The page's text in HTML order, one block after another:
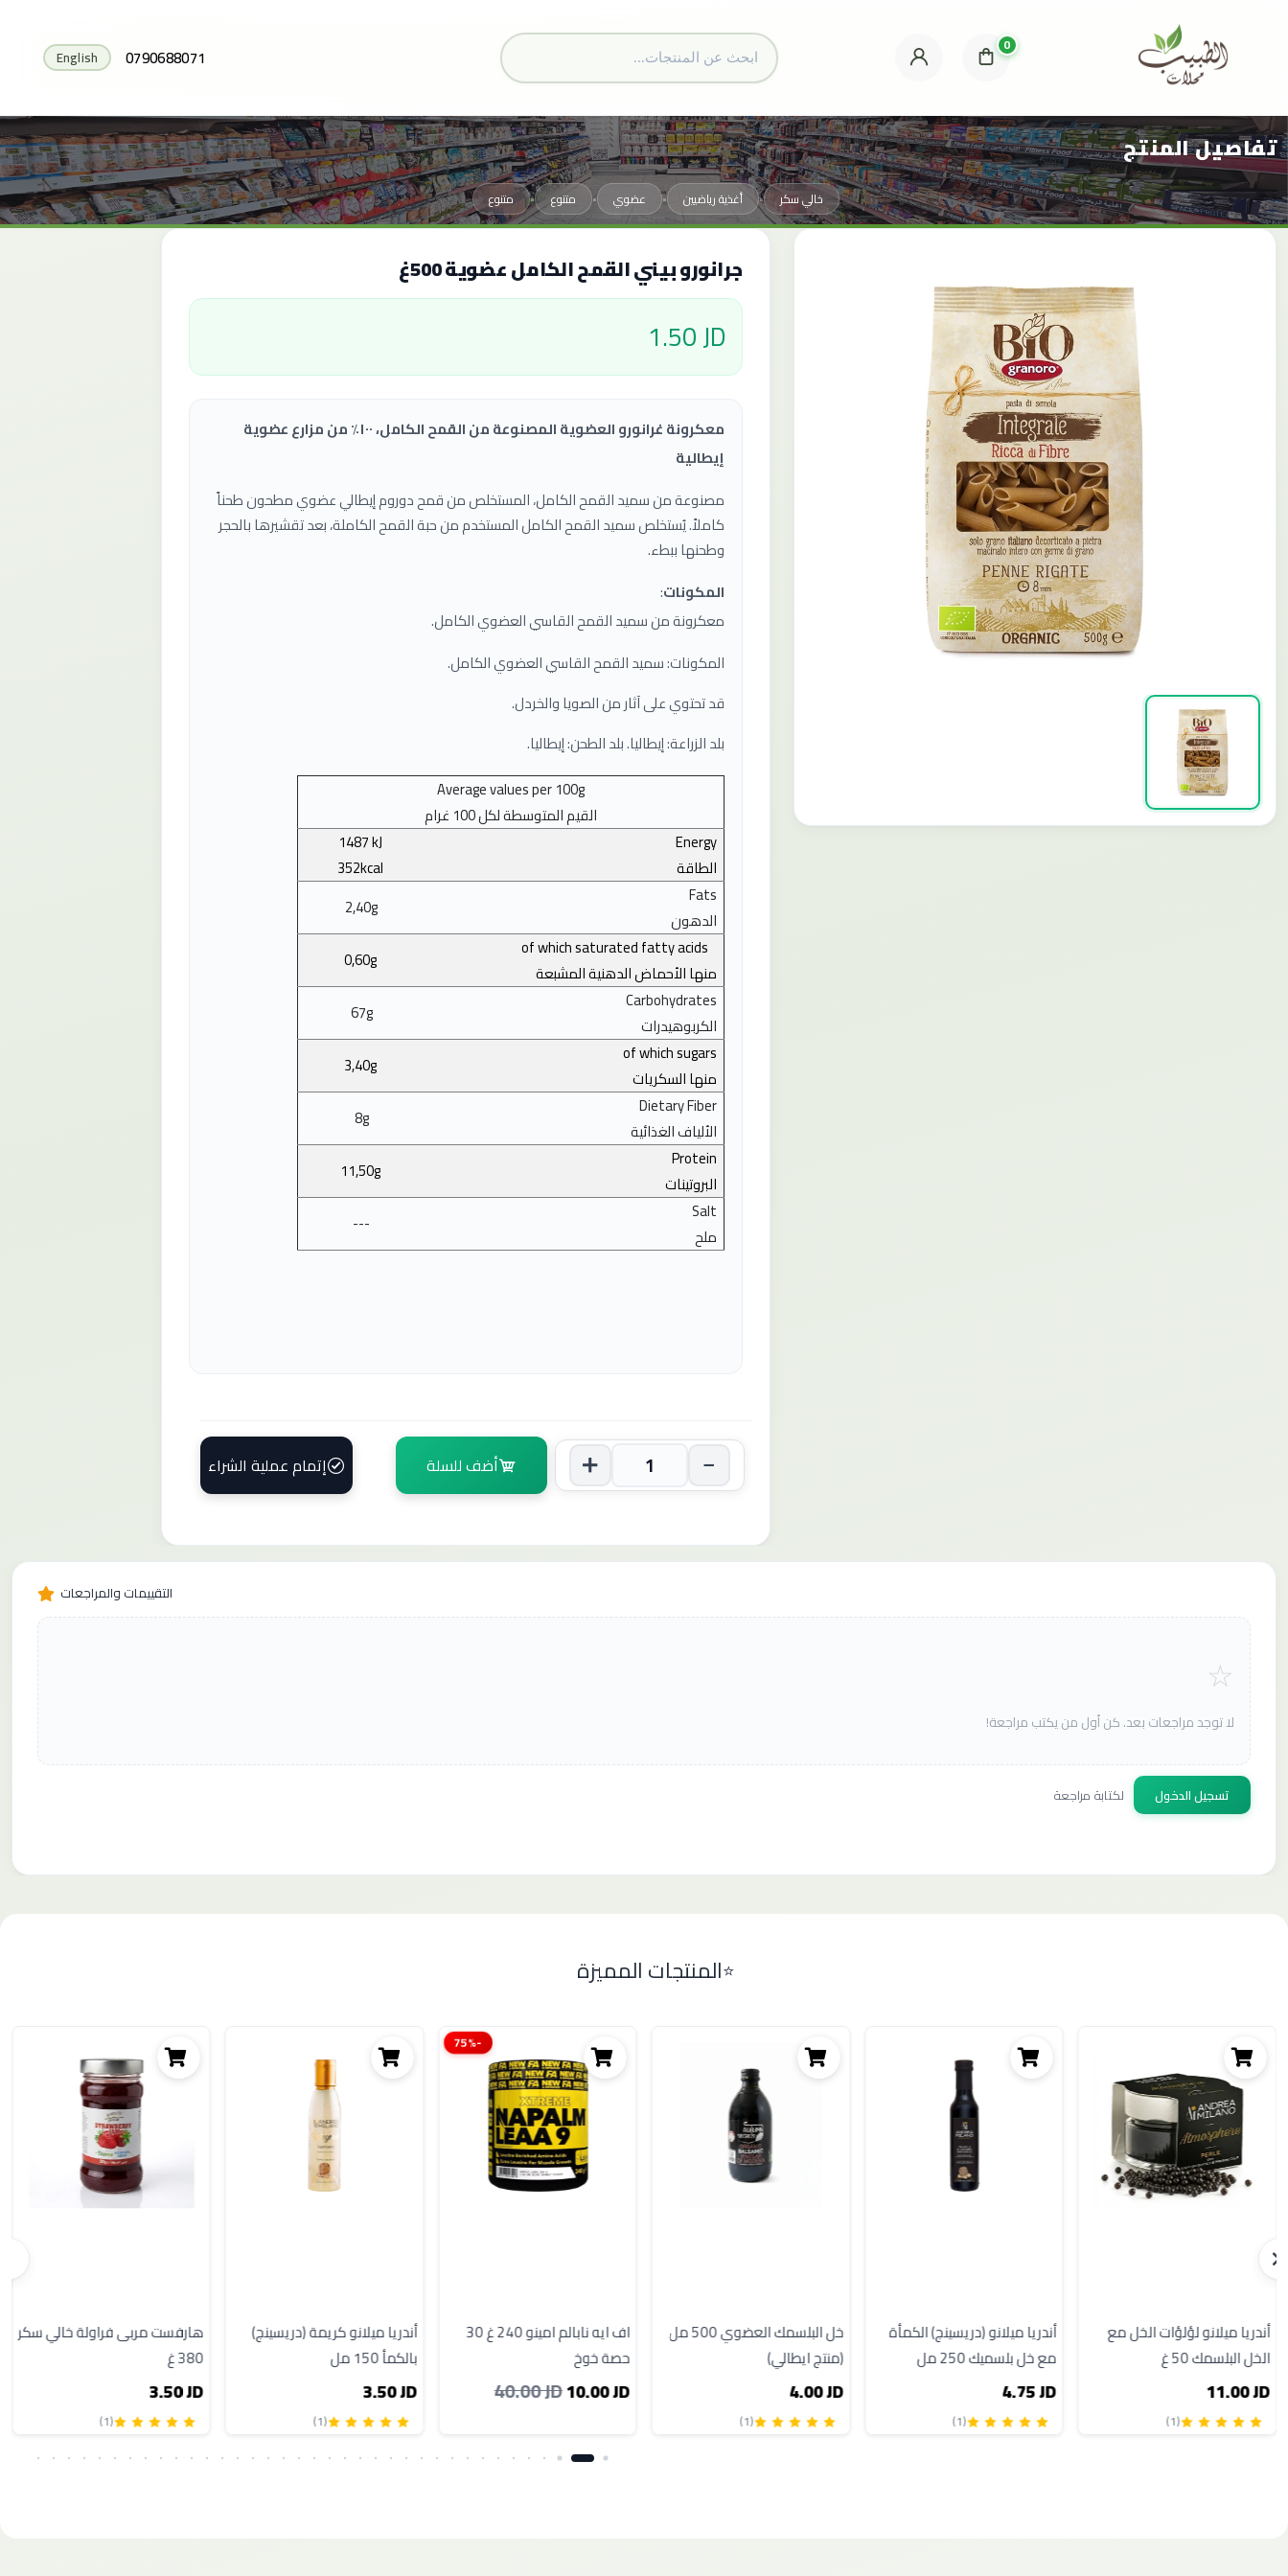
0
0790688071
English
تفاصيل المنتج
خالي سكر • أغذية رياضيين • عضوي • متنوع • متنوع
جرانورو بيني القمح الكامل عضوية 500غ
1.50 JD
معكرونة غرانورو العضوية المصنوعة من القمح الكامل، ١٠٠٪ من مزارع عضوية
إيطالية
مصنوعة من سميد القمح الكامل، المستخلص من قمح دوروم إيطالي عضوي مطحون طحناً
كاملاً. يُستخلص سميد القمح الكامل المستخدم من حبة القمح الكاملة، بعد تقشيرها بالحجر
وطحنها ببطء.
المكونات:
معكرونة من سميد القمح القاسي العضوي الكامل.
المكونات: سميد القمح القاسي العضوي الكامل.
قد تحتوي على آثار من الصويا والخردل.
بلد الزراعة: إيطاليا. بلد الطحن: إيطاليا.
Average values ​​per 100g
القيم المتوسطة لكل 100 غرام
Energy
الطاقة
1487 kJ
Fats
الدهون
2,40g
of which saturated fatty acids
منها الأحماض الدهنية المشبعة
0,60g
Carbohydrates
الكربوهيدرات
67g
of which sugars
منها السكريات
3,40g
Dietary Fiber
الألياف الغذائية
8g
Protein
البروتينات
11,50g
Salt
ملح
---
أضف للسلة إتمام عملية الشراء
التقييمات والمراجعات
لا توجد مراجعات بعد. كن أول من يكتب مراجعة!
تسجيل الدخول لكتابة مراجعة
المنتجات المميزة
أندريا ميلانو لؤلؤات الخل مع
الخل البلسمك 50 غ
11.00 JD
(1)
أندريا ميلانو (دريسينج) الكمأة
مع خل بلسميك 250 مل
4.75 JD
(1)
خل البلسمك العضوي 500 مل
(منتج ايطالي)
4.00 JD
(1)
-75%
اف ايه نابالم امينو 240 غ 30
حصة خوخ
40.00 JD10.00 JD
أندريا ميلانو كريمة (دريسينج)
بالكمأ 150 مل
3.50 JD
(1)
هارفست مربى فراولة خالي سكر
380 غ
3.50 JD
(1)